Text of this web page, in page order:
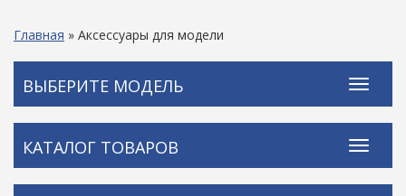
Главная » Аксессуары для модели
ВЫБЕРИТЕ МОДЕЛЬ
КАТАЛОГ ТОВАРОВ